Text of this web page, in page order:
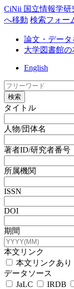
CiNii 国立情報学
へ移動 検索フォー
論文・データ
大学図書館
English
検索
タイトル
人物/団体名
著者ID/研究者番号
所属機関
ISSN
DOI
期間
本文リンク
本文リンクあり
データソース
JaLC
IRDB